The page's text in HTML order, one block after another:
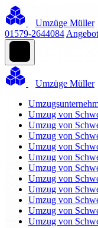
Umzüge Müller
01579-2644084
Umzüge Müller
Umzug von
Umzug von
Umzug von
Umzug von
Umzug von
Umzug von
Umzug von
Umzug von
Umzug von
Umzug von
Umzug von